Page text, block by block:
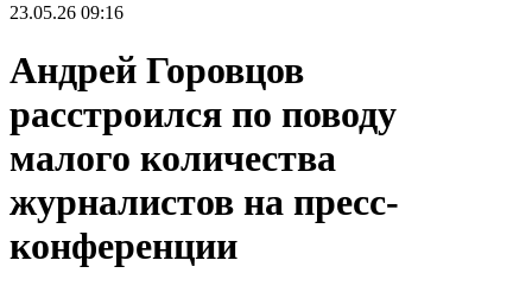
23.05.26 09:16
Андрей Горовцов
расстроился по поводу
малого количества
журналистов на пресс-
конференции